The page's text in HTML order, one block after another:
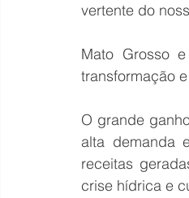
vertente do
Mato Grosso
transformação
O grande
alta demanda
receitas
crise hídrica e